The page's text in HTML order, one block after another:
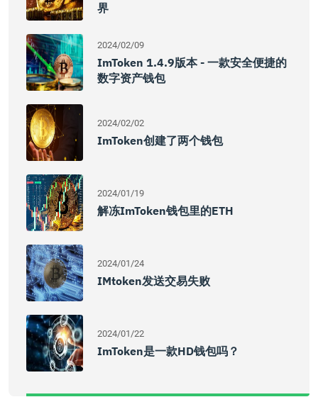
界
2024/02/09
ImToken 1.4.9版本 - 一款安全便捷的
数字资产钱包
2024/02/02
ImToken创建了两个钱包
2024/01/19
解冻imToken钱包里的ETH
2024/01/24
IMtoken发送交易失败
2024/01/22
ImToken是一款HD钱包吗？